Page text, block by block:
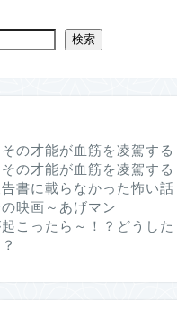
検索
の才能が血筋を凌駕する
才能が血筋を凌駕する
書に載らなかった怖い話
映画～あげマン
こったら～！？どうした